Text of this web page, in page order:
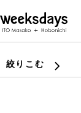
絞りこむ